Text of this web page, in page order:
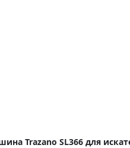
Trazano SL366 для